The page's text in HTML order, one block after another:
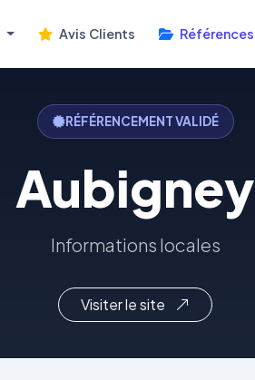
Avis Clients Références
RÉFÉRENCEMENT VALIDÉ
Aubigney
Informations locales
Visiter le site